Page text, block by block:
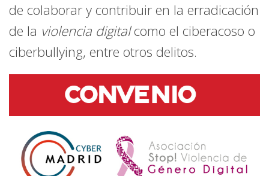
de colaborar y contribuir en la erradicación
de la violencia digitalcomo el ciberacoso o
ciberbullying, entre otros delitos.